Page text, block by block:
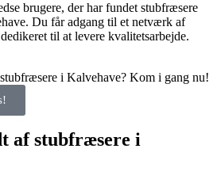
brugere, der har fundet stubfræsere
Du får adgang til et netværk af
til at levere kvalitetsarbejde.
i Kalvehave? Kom i gang nu!
af stubfræsere i